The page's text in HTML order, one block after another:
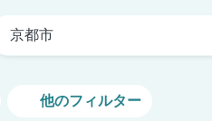
京都市
他のフィルター